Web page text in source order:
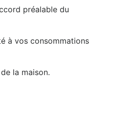
préalable du
à vos consommations
la maison.